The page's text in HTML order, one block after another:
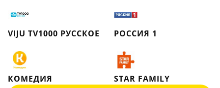
VIJU TV1000 РУССКОЕ РОССИЯ 1
КОМЕДИЯ
STAR FAMILY